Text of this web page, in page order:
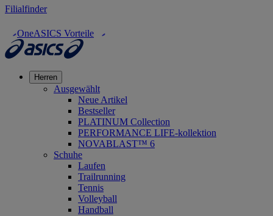
Filialfinder
OneASICS Vorteile
Herren
Ausgewählt
Neue Artikel
Bestseller
PLATINUM Collection
PERFORMANCE LIFE-kollektion
NOVABLAST™ 6
Schuhe
Laufen
Trailrunning
Tennis
Volleyball
Handball